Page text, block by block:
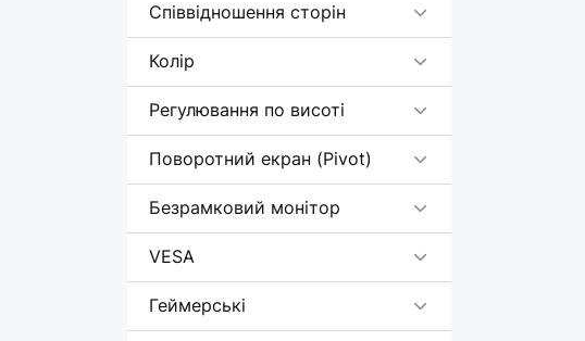
Співвідношення сторін
Колір
Регулювання по висоті
Поворотний екран (Pivot)
Безрамковий монітор
VESA
Геймерські